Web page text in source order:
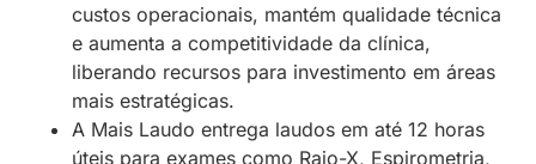
custos operacionais, mantém qualidade técnica
e aumenta a competitividade da clínica,
liberando recursos para investimento em áreas
mais estratégicas.
A Mais Laudo entrega laudos em até 12 horas
úteis para exames como Raio-X, Espirometria,